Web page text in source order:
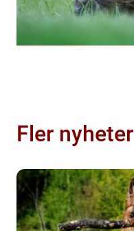
Fler nyheter